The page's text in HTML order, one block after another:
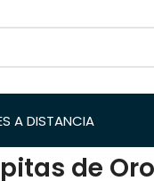
A DISTANCIA
de Oro